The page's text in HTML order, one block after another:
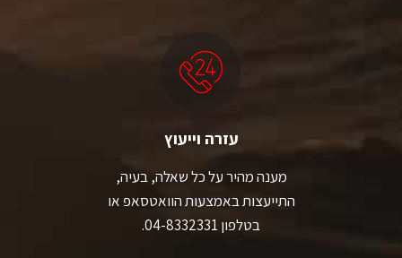
עזרה וייעוץ
מענה מהיר על כל שאלה, בעיה,
התייעצות באמצעות הוואטסאפ או
בטלפון 04-8332331.